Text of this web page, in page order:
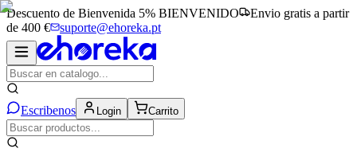
Descuento de Bienvenida 5% BIENVENIDO
Envio gratis a partir
de 400 €
suporte@ehoreka.pt
Escribenos Login Carrito